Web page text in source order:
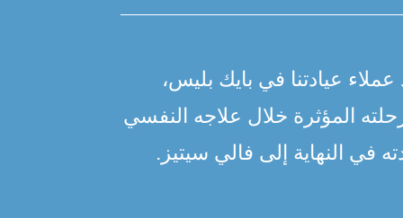
عملاء عيادتنا في بايك بليس،
المؤثرة خلال علاجه النفسي
في النهاية إلى فالي سيتيز.